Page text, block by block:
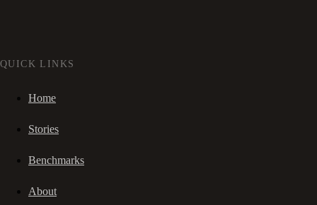
QUICK LINKS
Home
Stories
Benchmarks
About